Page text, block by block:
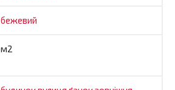
бежевий
м2